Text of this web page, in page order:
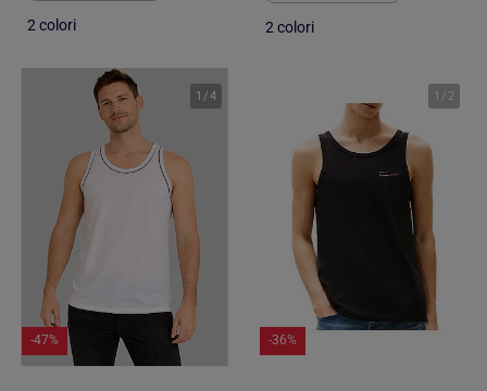
2 colori 2 colori
1 /4
-47%
1 / 2
-36%